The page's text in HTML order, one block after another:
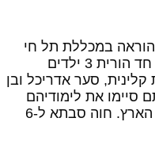
במכללת תל חי
ובבתי ספר האזוריים. גידלה כאם חד הורית 3 ילדים
סער אדריכל ובן
את לימודיהם
בהצטיינות והם מתגוררים במרכז הארץ. חוה סבתא ל-6